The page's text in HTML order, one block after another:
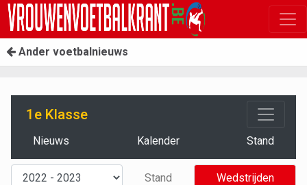
Ander voetbalnieuws
1e Klasse
Nieuws Kalender Stand
Stand
Wedstrijden